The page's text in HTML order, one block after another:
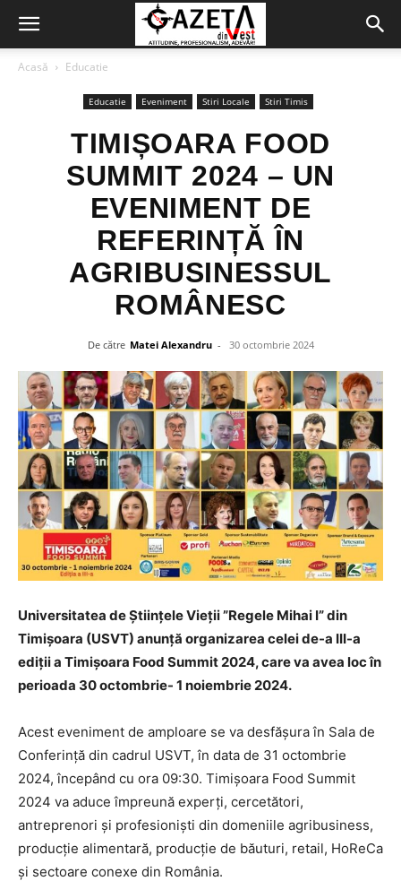
Acasă Educatie
Educatie Eveniment Stiri Locale Stiri Timis
TIMIȘOARA FOOD
SUMMIT 2024 – UN
EVENIMENT DE
REFERINȚĂ ÎN
AGRIBUSINESSUL
ROMÂNESC
De către Matei Alexandru - 30 octombrie 2024
Universitatea de Științele Vieții ”Regele Mihai I” din
Timișoara (USVT) anunță organizarea celei de-a III-a
ediții a Timișoara Food Summit 2024, care va avea loc în
perioada 30 octombrie- 1 noiembrie 2024.
Acest eveniment de amploare se va desfășura în Sala de
Conferință din cadrul USVT, în data de 31 octombrie
2024, începând cu ora 09:30. Timișoara Food Summit
2024 va aduce împreună experți, cercetători,
antreprenori și profesioniști din domeniile agribusiness,
producție alimentară, producție de băuturi, retail, HoReCa
și sectoare conexe din România.